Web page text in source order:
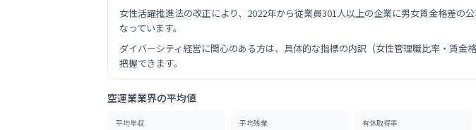
女性活躍推進法の改正により、2022年から従業員301人以上の企業に男女賃金格差
なっています。
ダイバーシティ経営に関心のある方は、具体的な指標の内訳（女性管理職比率・賃
把握できます。
空運業業界の平均値
平均年収 平均残業 有休取得率